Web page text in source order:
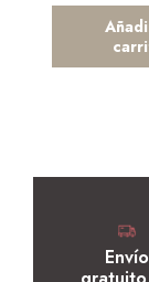
Envío